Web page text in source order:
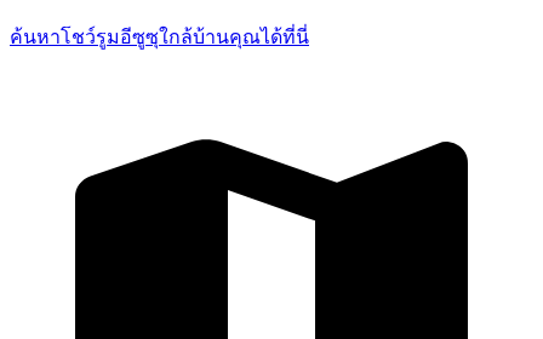
ค้นหาโชว์รูมอีซูซุใกล้บ้านคุณได้ที่นี่